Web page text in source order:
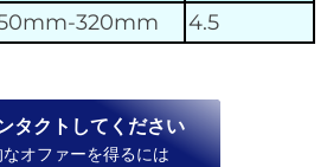
320mm 4.5
タクトしてください
オファーを得るには